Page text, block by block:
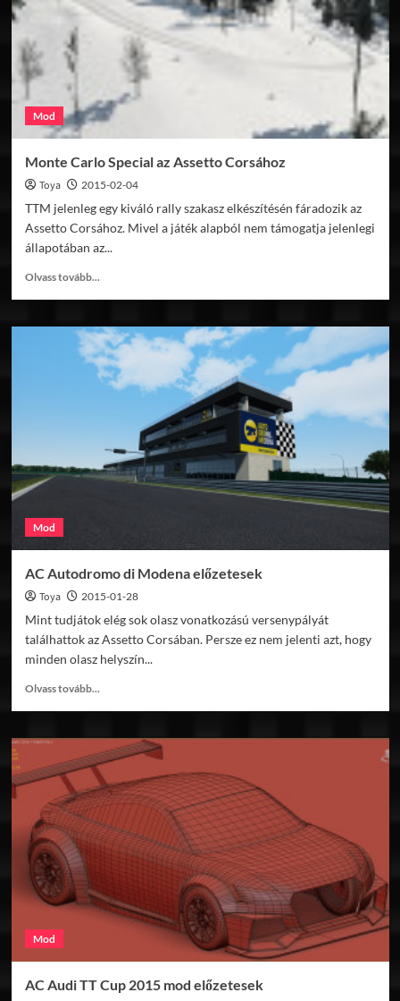
Mod
Monte Carlo Special az Assetto Corsához
Toya 2015-02-04
TTM jelenleg egy kiváló rally szakasz elkészítésén fáradozik az
Assetto Corsához. Mivel a játék alapból nem támogatja jelenlegi
állapotában az...
Olvass tovább...
Monte
Carlo
Special
az
Assetto
Mod
AC Autodromo di Modena előzetesek
Toya 2015-01-28
Mint tudjátok elég sok olasz vonatkozású versenypályát
találhattok az Assetto Corsában. Persze ez nem jelenti azt, hogy
minden olasz helyszín...
Olvass tovább...
AC
Autodromo
di
Modena
előzetesek
Mod
AC Audi TT Cup 2015 mod előzetesek